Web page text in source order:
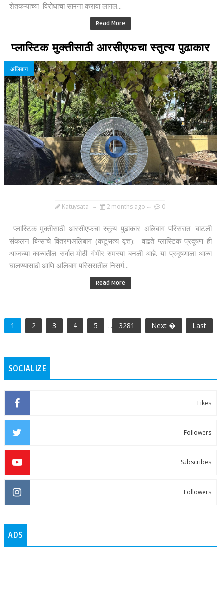
शेतकऱ्यांच्या विरोधाचा सामना करावा लागल...
Read More
प्लास्टिक मुक्तीसाठी आरसीएफचा स्तुत्य पुढाकार
अलिबाग
Katuysata 2 months ago 0
प्लास्टिक मुक्तीसाठी आरसीएफचा स्तुत्य पुढाकार अलिबाग परिसरात 'बाटली
संकलन बिन्स'चे वितरणअलिबाग (कटूसत्य वृत्त):- वाढते प्लास्टिक प्रदूषण ही
आजच्या काळातील सर्वात मोठी गंभीर समस्या बनली आहे. या प्रदूषणाला आळा
घालण्यासाठी आणि अलिबाग परिसरातील निसर्ग...
Read More
1 2 3 4 5 ... 3281 Next � Last
SOCIALIZE
Likes
Followers
Subscribes
Followers
ADS